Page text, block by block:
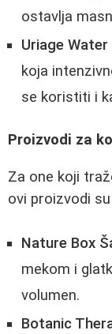
ostavlja
Uriage
koja
se koristiti i
Proizvodi za
Za one koji
ovi proizvodi
Nature Box
mekom i
volumen.
Botanic